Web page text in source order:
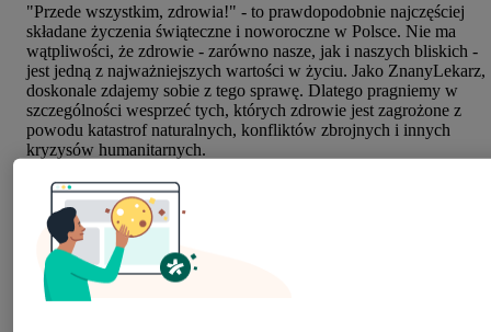
"Przede wszystkim, zdrowia!" - to prawdopodobnie najczęściej
składane życzenia świąteczne i noworoczne w Polsce. Nie ma
wątpliwości, że zdrowie - zarówno nasze, jak i naszych bliskich -
jest jedną z najważniejszych wartości w życiu. Jako ZnanyLekarz,
doskonale zdajemy sobie z tego sprawę. Dlatego pragniemy w
szczególności wesprzeć tych, których zdrowie jest zagrożone z
powodu katastrof naturalnych, konfliktów zbrojnych i innych
kryzysów humanitarnych.
Połączyliśmy siły zLekarzami bez Granic
najbardziej potrzebującym. Ich zespoły codziennie zapewniają
ratującą życie pomoc medyczną ludziom w ponad 70 krajach
świata. Wpłacając darowiznę na działalność Lekarzy bez
Granic umożliwiasz zakup lekarstw, materiałów medycznych i
sprzętu do ratowania życia i zdrowia. To bezcenna pomoc -
możesz podarować zdrowie innej osobie.